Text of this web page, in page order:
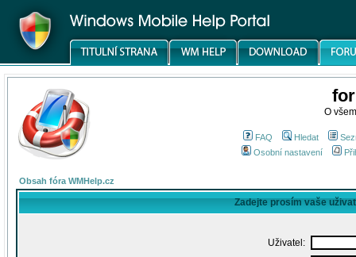
O
FAQ Hledat
Osobní nastavení
Obsah fóra WMHelp.cz
Zadejte prosím vaše
Uživatel: